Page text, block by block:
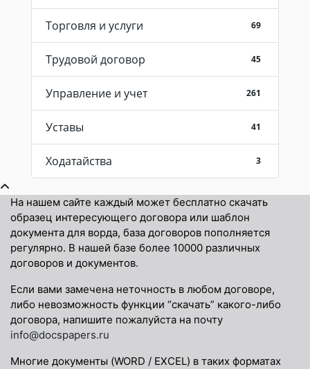
Торговля и услуги 69
Трудовой договор 45
Управление и учет 261
Уставы 41
Ходатайства 3
На нашем сайте каждый может бесплатно скачать
образец интересующего договора или шаблон
документа для ворда, база договоров пополняется
регулярно. В нашей базе более 10000 различных
договоров и документов.
Если вами замечена неточность в любом договоре,
либо невозможность функции “скачать” какого-либо
договора, напишите пожалуйста на почту
info@docspapers.ru
Многие документы (WORD / EXCEL) в таких форматах